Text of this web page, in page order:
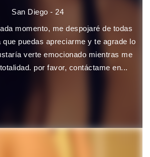
San Diego - 24
momento, me despojaré de todas
que puedas apreciarme y te agrade lo
verte emocionado mientras me
por favor, contáctame en...